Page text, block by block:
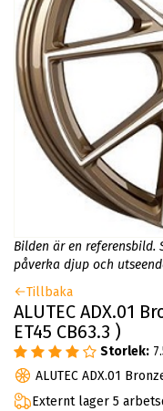
Bilden är en referensbild.
påverka djup och
Tillbaka
ALUTEC ADX.01
ET45 CB63.3 )
Storlek:
ALUTEC ADX.01
Externt lager 5